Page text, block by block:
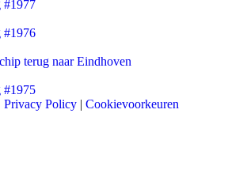
#1977
#1976
terug naar Eindhoven
#1975
Privacy Policy | Cookievoorkeuren